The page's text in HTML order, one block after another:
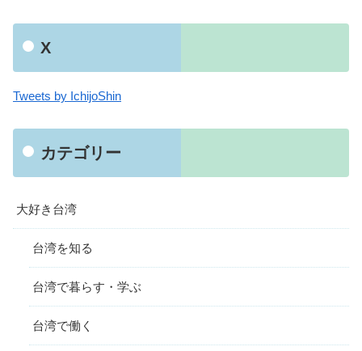
X
Tweets by IchijoShin
カテゴリー
大好き台湾
台湾を知る
台湾で暮らす・学ぶ
台湾で働く